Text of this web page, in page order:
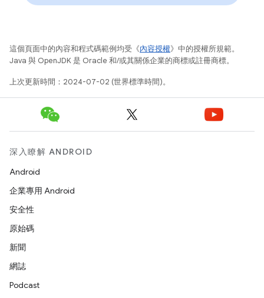
這個頁面中的內容和程式碼範例均受《內容授權》中的授權所規範。
Java 與 OpenJDK 是 Oracle 和/或其關係企業的商標或註冊商標。
上次更新時間：2024-07-02 (世界標準時間)。
深入瞭解 ANDROID
Android
企業專用 Android
安全性
原始碼
新聞
網誌
Podcast